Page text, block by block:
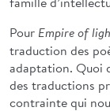
Pour Empire of
traduction des
adaptation. Quoi
des traductions
contrainte qui